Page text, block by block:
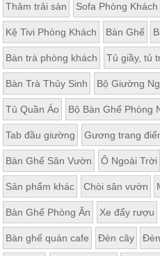
Thảm trải sàn Sofa Phòng Khách
Kệ Tivi Phòng Khách Bàn Ghế
Bàn trà phòng khách Tủ giầy, tủ
Bàn Trà Thủy Sinh Bộ Giường
Tủ Quần Áo Bộ Bàn Ghế Phòng
Tab đầu giường Gương trang
Bàn Ghế Sân Vườn Ô Ngoài Trời
Sản phẩm khác Chòi sân vườn
Bàn Ghế Phòng Ăn Xe đẩy rượu
Bàn ghế quán cafe Đèn cây